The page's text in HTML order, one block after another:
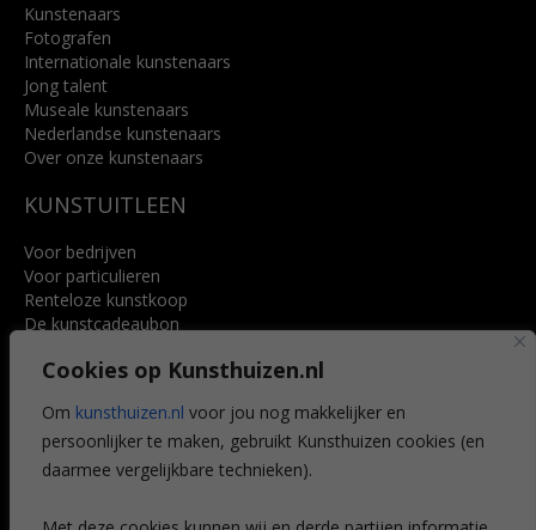
Cookies op Kunsthuizen.nl
Om kunsthuizen.nl voor jou nog makkelijker en
persoonlijker te maken, gebruikt Kunsthuizen cookies (en
daarmee vergelijkbare technieken).
Kunstenaars
Fotografen
Internationale kunstenaars
Jong talent
Museale kunstenaars
Nederlandse kunstenaars
Over onze kunstenaars
KUNSTUITLEEN
Voor bedrijven
Voor particulieren
Renteloze kunstkoop
De kunstcadeaubon
Voordelen
Veelgestelde vragen
CONTACT